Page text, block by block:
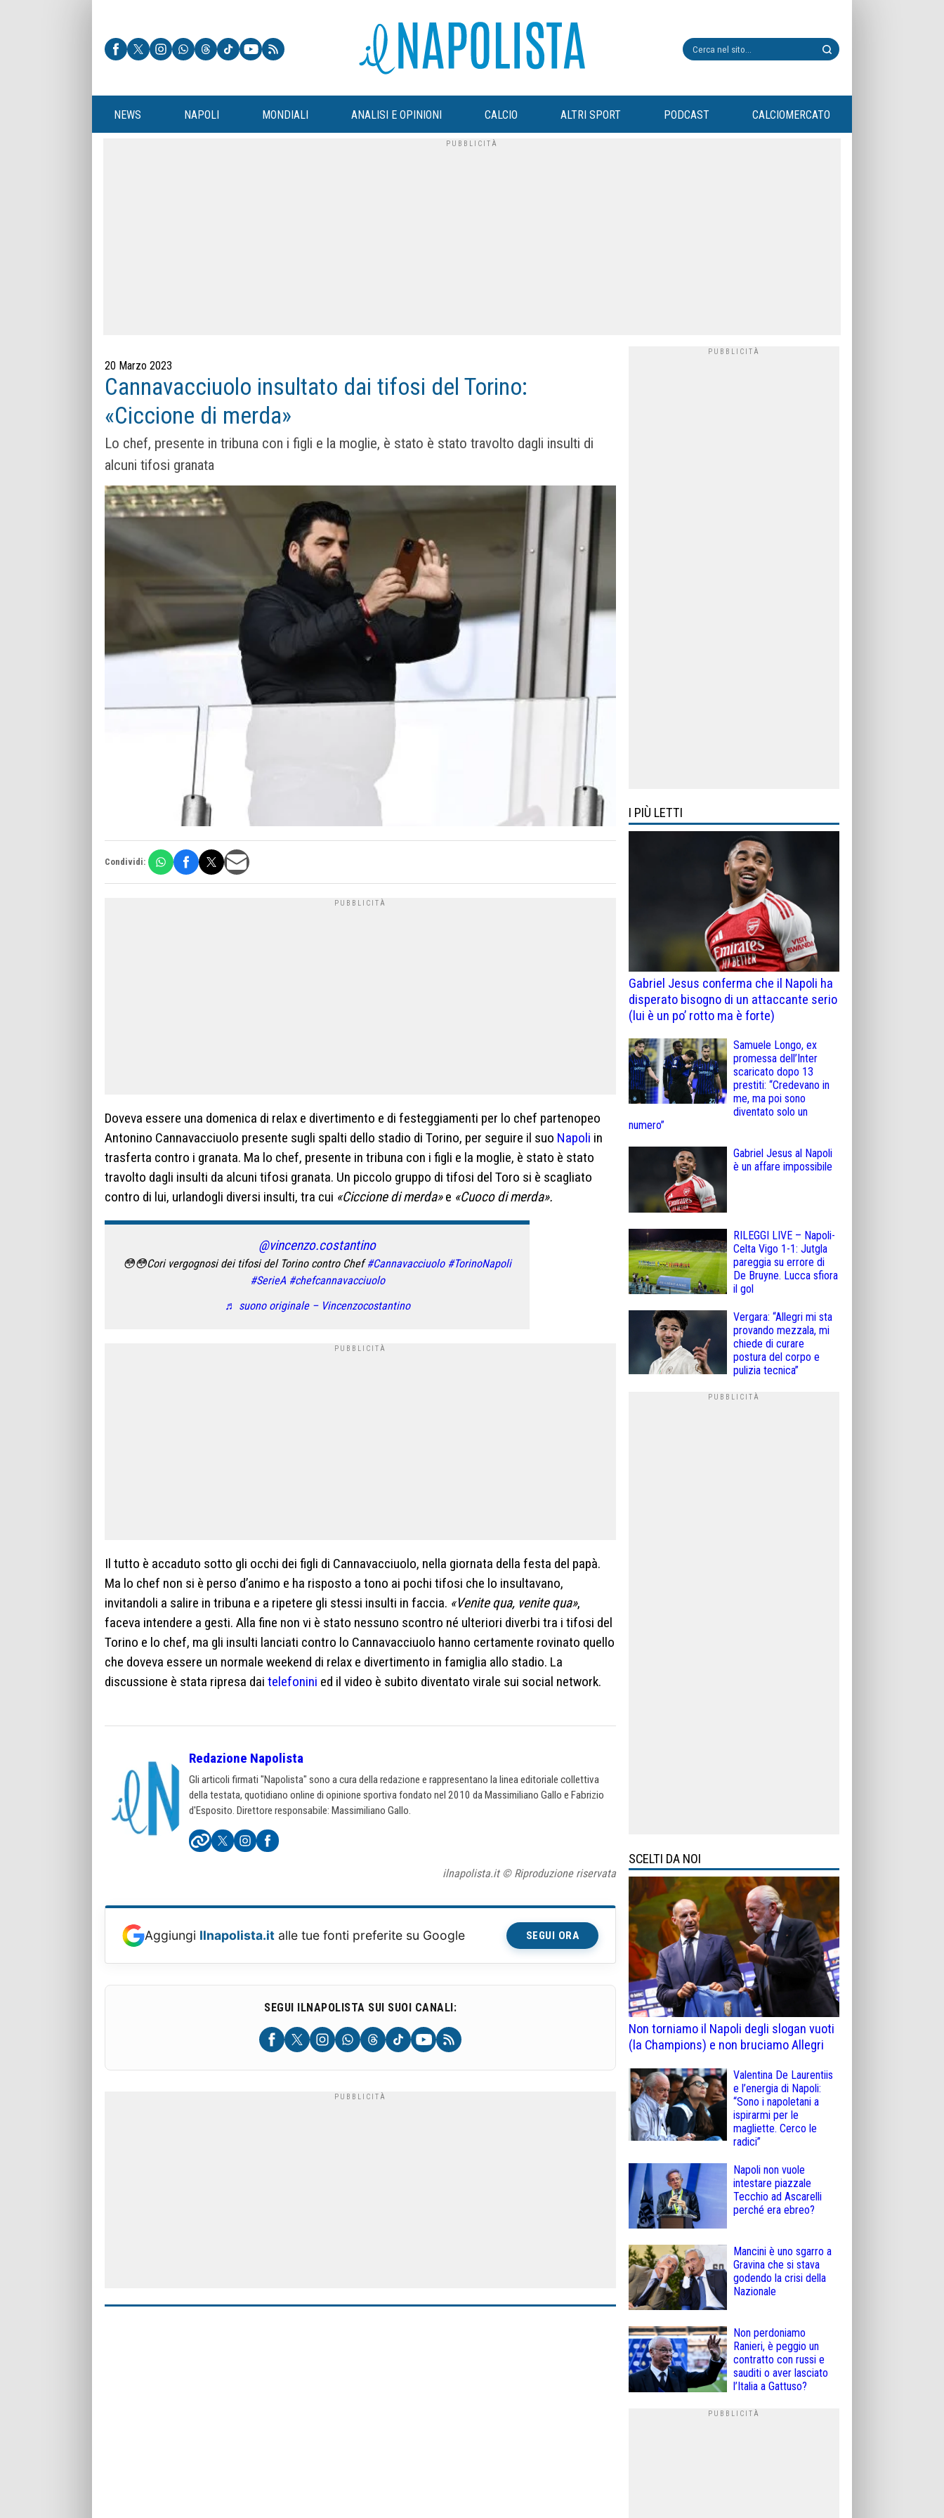
NEWS NAPOLI MONDIALI ANALISI E OPINIONI CALCIO ALTRI SPORT PODCAST CALCIOMERCATO
20 Marzo 2023
Cannavacciuolo insultato dai tifosi del Torino:
«Ciccione di merda»
Lo chef, presente in tribuna con i figli e la moglie, è stato è stato travolto dagli insulti di
alcuni tifosi granata
Condividi:
Doveva essere una domenica di relax e divertimento e di festeggiamenti per lo chef partenopeo
Antonino Cannavacciuolo presente sugli spalti dello stadio di Torino, per seguire il suo Napoli in
trasferta contro i granata. Ma lo chef, presente in tribuna con i figli e la moglie, è stato è stato
travolto dagli insulti da alcuni tifosi granata. Un piccolo gruppo di tifosi del Toro si è scagliato
contro di lui, urlandogli diversi insulti, tra cui «Ciccione di merda»e «Cuoco di merda».
@vincenzo.costantino
😳😳Cori vergognosi dei tifosi del Torino contro Chef#Cannavacciuolo #TorinoNapoli
#SerieA #chefcannavacciuolo
♬ suono originale – Vincenzocostantino
Il tutto è accaduto sotto gli occhi dei figli di Cannavacciuolo, nella giornata della festa del papà.
Ma lo chef non si è perso d’animo e ha risposto a tono ai pochi tifosi che lo insultavano,
invitandoli a salire in tribuna e a ripetere gli stessi insulti in faccia. «Venite qua, venite qua»,
faceva intendere a gesti. Alla fine non vi è stato nessuno scontro né ulteriori diverbi tra i tifosi del
Torino e lo chef, ma gli insulti lanciati contro lo Cannavacciuolo hanno certamente rovinato quello
che doveva essere un normale weekend di relax e divertimento in famiglia allo stadio. La
discussione è stata ripresa dai telefonini ed il video è subito diventato virale sui social network.
Redazione Napolista
Gli articoli firmati "Napolista" sono a cura della redazione e rappresentano la linea editoriale collettiva
della testata, quotidiano online di opinione sportiva fondato nel 2010 da Massimiliano Gallo e Fabrizio
d'Esposito. Direttore responsabile: Massimiliano Gallo.
ilnapolista.it © Riproduzione riservata
Aggiungi Ilnapolista.it alle tue fonti preferite su Google SEGUI ORA
SEGUI ILNAPOLISTA SUI SUOI CANALI:
I PIÙ LETTI
Gabriel Jesus conferma che il Napoli ha
disperato bisogno di un attaccante serio
(lui è un po’ rotto ma è forte)
Samuele Longo, ex
promessa dell’Inter
scaricato dopo 13
prestiti: “Credevano in
me, ma poi sono
diventato solo un
numero”
Gabriel Jesus al Napoli
è un affare impossibile
RILEGGI LIVE – Napoli-
Celta Vigo 1-1: Jutgla
pareggia su errore di
De Bruyne. Lucca sfiora
il gol
Vergara: “Allegri mi sta
provando mezzala, mi
chiede di curare
postura del corpo e
pulizia tecnica”
SCELTI DA NOI
Non torniamo il Napoli degli slogan vuoti
(la Champions) e non bruciamo Allegri
Valentina De Laurentiis
e l’energia di Napoli:
“Sono i napoletani a
ispirarmi per le
magliette. Cerco le
radici”
Napoli non vuole
intestare piazzale
Tecchio ad Ascarelli
perché era ebreo?
Mancini è uno sgarro a
Gravina che si stava
godendo la crisi della
Nazionale
Non perdoniamo
Ranieri, è peggio un
contratto con russi e
sauditi o aver lasciato
l’Italia a Gattuso?